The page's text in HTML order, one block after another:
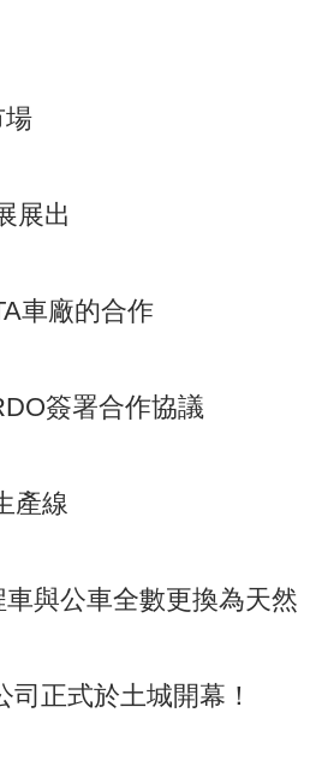
場
展出
車廠的合作
簽署合作協議
產線
與公車全數更換為天然
正式於土城開幕！